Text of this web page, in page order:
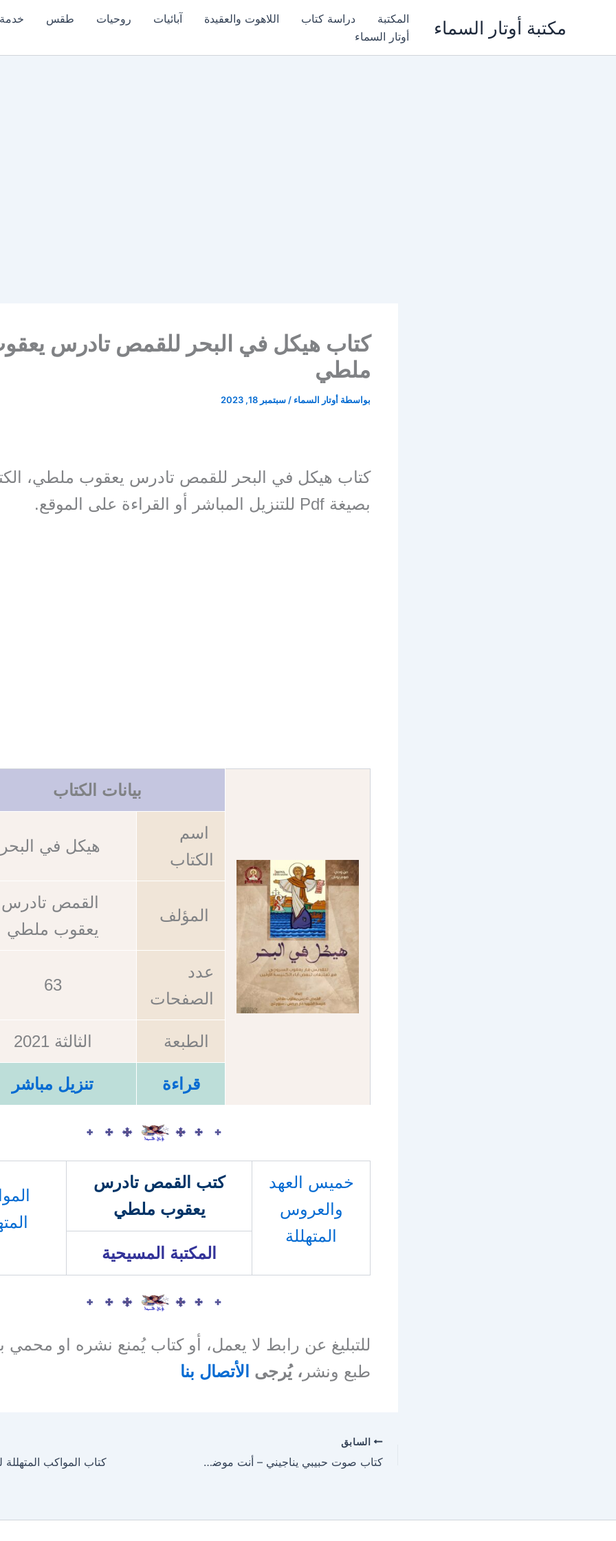
مكتبة أوتار السماء المكتبة دراسة كتاب اللاهوت والعقيدة آبائيات روحيات طقس
خدمة
أوتار السماء
كتاب هيكل في البحر للقمص تادرس
ملطي
بواسطة أوتار السماء / سبتمبر 18, 2023
كتاب هيكل في البحر للقمص تادرس يعقوب ملطي،
بصيغة Pdf للتنزيل المباشر أو القراءة على الموقع.
بيانات الكتاب
اسم
الكتاب
هيكل في البحر
المؤلف
القمص تادرس
يعقوب ملطي
عدد
الصفحات
63
الطبعة الثالثة 2021
قراءة تنزيل مباشر
خميس العهد
والعروس
المتهللة
كتب القمص تادرس
يعقوب ملطي
المكتبة المسيحية
للتبليغ عن رابط لا يعمل، أو كتاب يُمنع نشره او
طبع ونشر ، يُرجى الأتصال بنا
السابق
كتاب صوت حبيبي يناجيني – أنت موضوع حبي